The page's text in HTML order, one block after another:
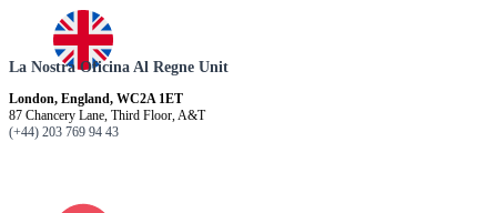
La Nostra Oficina Al Regne Unit
London, England, WC2A 1ET
87 Chancery Lane, Third Floor, A&T
(+44) 203 769 94 43